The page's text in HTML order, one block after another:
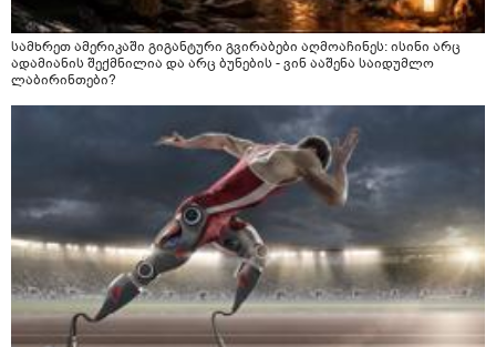
სამხრეთ ამერიკაში გიგანტური გვირაბები აღმოაჩინეს: ისინი არც
ადამიანის შექმნილია და არც ბუნების - ვინ ააშენა საიდუმლო
ლაბირინთები?